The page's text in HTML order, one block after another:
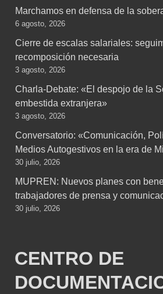
Marchamos en defensa de la
6 agosto, 2026
Cierre de escalas salariales:
recomposición necesaria
3 agosto, 2026
Charla-Debate: «El despojo de la
embestida extranjera»
3 agosto, 2026
Conversatorio: «Comunicación,
Medios Autogestivos en la era de
30 julio, 2026
MUPREN: Nuevos planes con
trabajadores de prensa y
30 julio, 2026
CENTRO DE